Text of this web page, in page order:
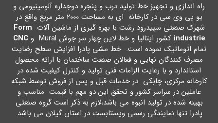
راه اندازي و تجهیز خط تولید درب و پنجره دوجداره آلومینیومی و
یو پی وي سی در کارخانه اي به مساحت ۲۰۰۰ متر مربع واقع در
شهرك صنعتی سپیدرود رشت با بهره گیري از ماشین آلات Form
industrie کشور ایتالیا و خط لاین چهار سر جوش Mural و
CNC
تمام اتوماتیک نموده است. خط مشی پادرا افزایش سطح رضایت
مصرف کنندگان نهایی و فعالان صنعت ساختمان با ارائه محصول
استاندارد و با رعایت الزامات فنی تولید و کنترل کیفیت شده در
کارخانه مرکزي، چابکی در خدمات قبل و پس از فروش توسط شبکه
عاملین در سراسر کشور و تحقق این دو مهم با قیمت مناسب و
بهینه شده در تولید انبوه می باشد،لازم به ذکر است گروه صنعتی
پادرا تنها نمایندگی رسمی ویستابست در استان گیلان می باشد.